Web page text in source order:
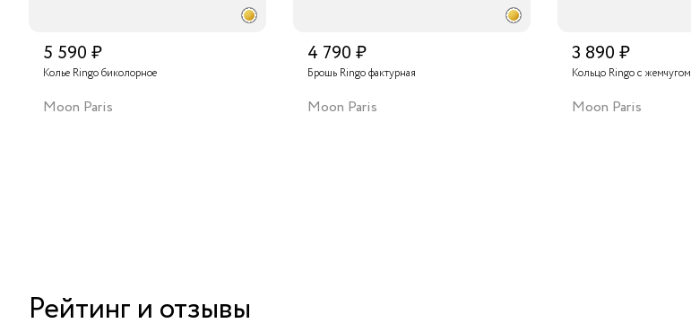
5 590 ₽
Колье Ringo биколорное
Moon Paris
4 790 ₽
Брошь Ringo фактурная
Moon Paris
3 890 ₽
Кольцо Ringo с жемчугом
Moon Paris
Рейтинг и отзывы